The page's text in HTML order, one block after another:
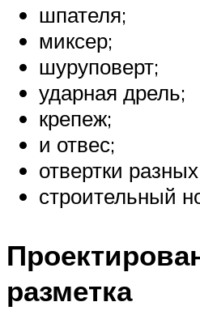
шпателя;
миксер;
шуруповерт;
ударная дрель;
крепеж;
и отвес;
отвертки
строительный
разметка